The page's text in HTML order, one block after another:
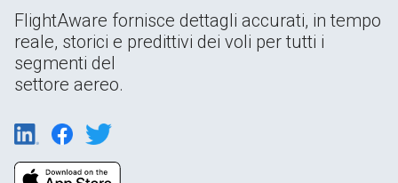
FlightAware fornisce dettagli accurati, in tempo
reale, storici e predittivi dei voli per tutti i
segmenti del
settore aereo.